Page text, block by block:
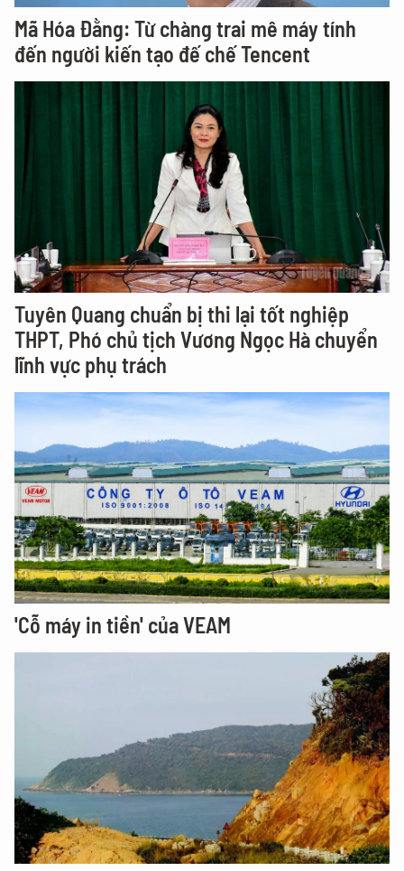
Mã Hóa Đằng: Từ chàng trai mê máy tính
đến người kiến tạo đế chế Tencent
Tuyên Quang chuẩn bị thi lại tốt nghiệp
THPT, Phó chủ tịch Vương Ngọc Hà chuyển
lĩnh vực phụ trách
'Cỗ máy in tiền' của VEAM